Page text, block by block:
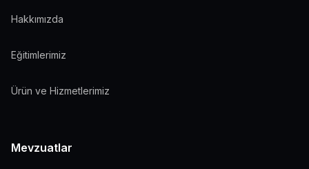
Hakkımızda
Eğitimlerimiz
Ürün ve Hizmetlerimiz
Mevzuatlar